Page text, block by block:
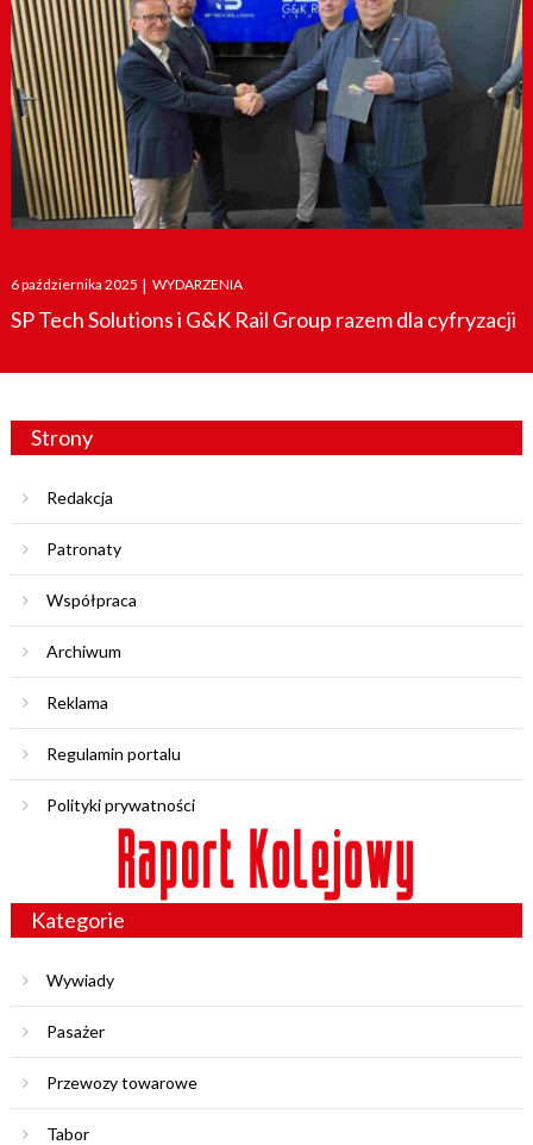
Posted
on
6 października 2025 | WYDARZENIA
SP Tech Solutions i G&K Rail Group razem dla cyfryzacji
Strony
Redakcja
Patronaty
Współpraca
Archiwum
Reklama
Regulamin portalu
Polityki prywatności
Kategorie
Wywiady
Pasażer
Przewozy towarowe
Tabor